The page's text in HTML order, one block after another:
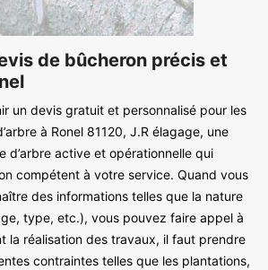
de bûcheron précis et
un devis gratuit et personnalisé pour les
à Ronel 81120, J.R élagage, une
d’arbre active et opérationnelle qui
compétent à votre service. Quand vous
des informations telles que la nature
type, etc.), vous pouvez faire appel à
la réalisation des travaux, il faut prendre
contraintes telles que les plantations,